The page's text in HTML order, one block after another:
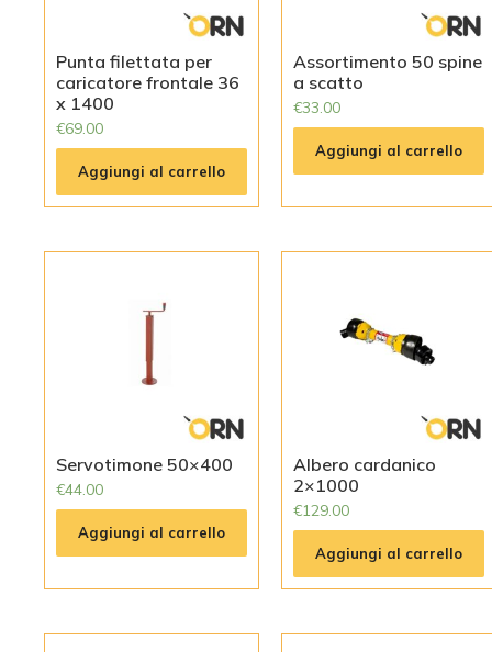
Punta filettata per
caricatore frontale 36
x 1400
€69.00
Aggiungi al carrello
Assortimento 50 spine
a scatto
€33.00
Aggiungi al carrello
Servotimone 50×400
€44.00
Aggiungi al carrello
Albero cardanico
2×1000
€129.00
Aggiungi al carrello